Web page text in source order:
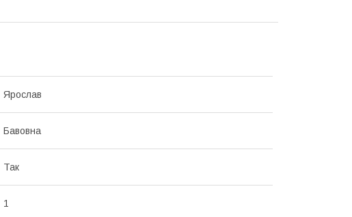
Ярослав
Бавовна
Так
1